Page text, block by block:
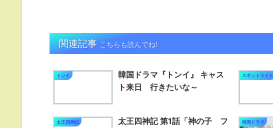
関連記事こちらも読んでね!
トンイ
韓国ドラマ『トンイ』 キャス
ト来日 行きたいな～
スポットライト
太王四神記
太王四神記 第1話「神の子 フ
韓国ドラマ